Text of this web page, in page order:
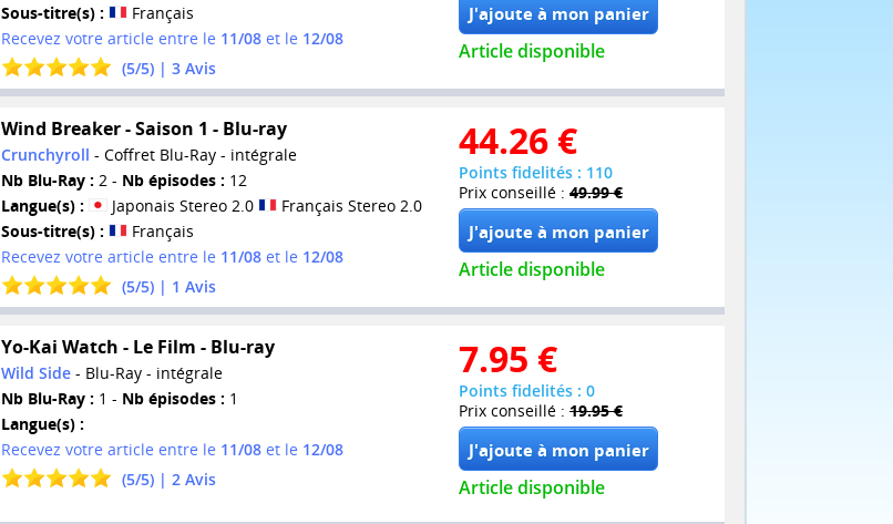
Sous-titre(s) :
Français
Recevez votre article entre le 11/08et le 12/08
(5/5) | 3Avis
Article disponible
Wind Breaker - Saison 1 - Blu-ray
Crunchyroll - Coffret Blu-Ray - intégrale
Nb Blu-Ray : 2 - Nb épisodes : 12
Langue(s) :
Japonais Stereo 2.0
Français Stereo 2.0
Sous-titre(s) :
Français
Recevez votre article entre le 11/08et le 12/08
(5/5) | 1 Avis
44.26 €
Points fidelités : 110
Prix conseillé : 49.99 €
Article disponible
Yo-Kai Watch - Le Film - Blu-ray
Wild Side- Blu-Ray - intégrale
Nb Blu-Ray : 1 - Nb épisodes : 1
Langue(s) :
Recevez votre article entre le 11/08et le 12/08
(5/5) | 2Avis
7.95 €
Points fidelités : 0
Prix conseillé : 19.95 €
Article disponible